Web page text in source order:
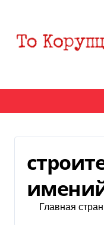
содержанию
Главная